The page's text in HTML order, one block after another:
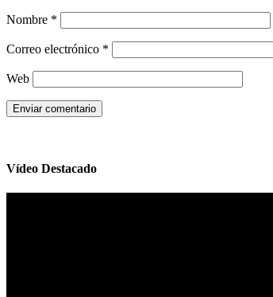
Nombre *
Correo electrónico *
Web
Vídeo Destacado